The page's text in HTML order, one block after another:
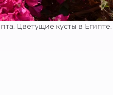
Цветущие кусты в